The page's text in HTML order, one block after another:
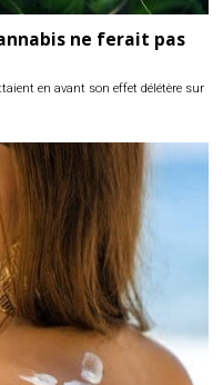
ne ferait pas
en avant son effet délétère sur